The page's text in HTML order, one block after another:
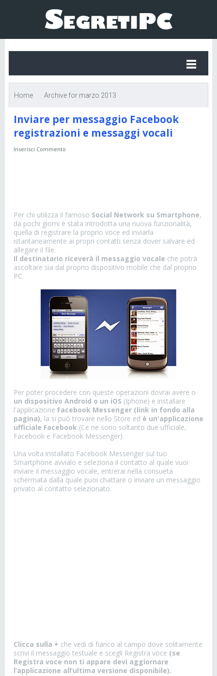
Home Archive for marzo 2013
Inviare per messaggio Facebook
registrazioni e messaggi vocali
Inserisci Commento
Per chi utilizza il famoso Social Network su Smartphone,
da pochi giorni è stata introdotta una nuova funzionalità,
quella di registrare la proprio voce ed inviarla
istantaneamente ai propri contatti senza dover salvare ed
allegare il file.
Il destinatario riceverà il messaggio vocale che potrà
ascoltare sia dal proprio dispositivo mobile che dal proprio
PC.
Per poter procedere con queste operazioni dovrai avere o
un dispositivo Android o un iOS (Iphone) e installare
l'applicazione Facebook Messenger (link in fondo alla
pagina), la si può trovare nello Store ed è un'applicazione
ufficiale Facebook (Ce ne sono soltanto due ufficiale,
Facebook e Facebook Messenger).
Una volta installato Facebook Messenger sul tuo
Smartphone avvialo e seleziona il contatto al quale vuoi
inviare il messaggio vocale, entrerai nella consueta
schermata dalla quale puoi chattare o inviare un messaggio
privato al contatto selezionato.
Clicca sulla + che vedi di fianco al campo dove solitamente
scrivi il messaggio testuale e scegli Registra voce (se
Registra voce non ti appare devi aggiornare
l’applicazione all’ultima versione disponibile).